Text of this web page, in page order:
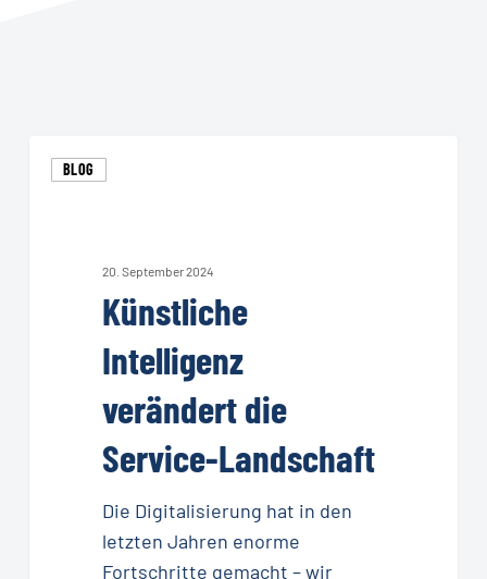
Intelligenz
Service-
Landschaft
BLOG
20. September 2024
Künstliche
Intelligenz
verändert die
Service-Landschaft
Die Digitalisierung hat in den
letzten Jahren enorme
Fortschritte gemacht – wir